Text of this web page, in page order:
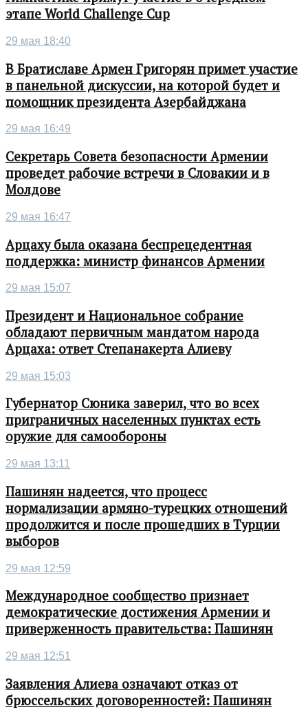
этапе World Challenge Cup
29 мая 18:40
В Братиславе Армен Григорян примет участие
в панельной дискуссии, на которой будет и
помощник президента Азербайджана
29 мая 16:49
Секретарь Совета безопасности Армении
проведет рабочие встречи в Словакии и в
Молдове
29 мая 16:47
Арцаху была оказана беспрецедентная
поддержка: министр финансов Армении
29 мая 15:07
Президент и Национальное собрание
обладают первичным мандатом народа
Арцаха: ответ Степанакерта Алиеву
29 мая 15:03
Губернатор Сюника заверил, что во всех
приграничных населенных пунктах есть
оружие для самообороны
29 мая 13:11
Пашинян надеется, что процесс
нормализации армяно-турецких отношений
продолжится и после прошедших в Турции
выборов
29 мая 12:59
Международное сообщество признает
демократические достижения Армении и
приверженность правительства: Пашинян
29 мая 12:51
Заявления Алиева означают отказ от
брюссельских договоренностей: Пашинян